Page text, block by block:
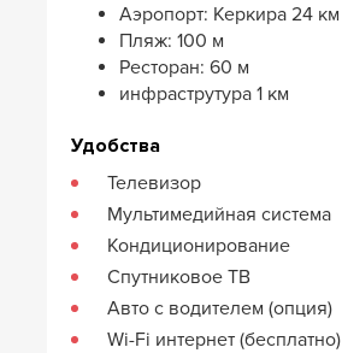
Аэропорт: Керкира 24 км
Пляж: 100 м
Ресторан: 60 м
инфраструтура 1 км
Удобства
Телевизор
Мультимедийная система
Кондиционирование
Спутниковое ТВ
Авто с водителем (опция)
Wi-Fi интернет (бесплатно)